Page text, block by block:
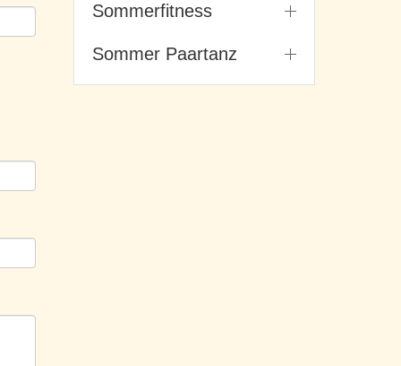
Sommerfitness
Sommer Paartanz